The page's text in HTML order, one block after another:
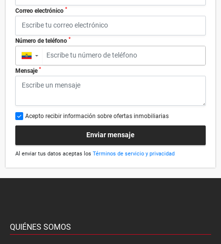
Correo electrónico *
Número de teléfono *
▼
Mensaje *
Acepto recibir información sobre ofertas inmobiliarias
Enviar mensaje
Al enviar tus datos aceptas los Términos de servicio y privacidad
QUIÉNES SOMOS